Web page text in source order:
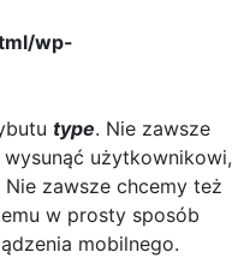
wp-
type. Nie zawsze
użytkownikowi,
zawsze chcemy też
w prosty sposób
mobilnego.